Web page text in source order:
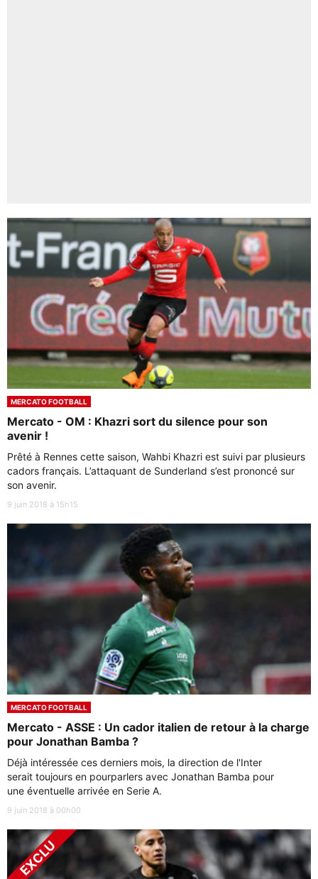
MERCATO FOOTBALL
Mercato - OM : Khazri sort du silence pour son
avenir !
Prêté à Rennes cette saison, Wahbi Khazri est suivi par plusieurs
cadors français. L’attaquant de Sunderland s’est prononcé sur
son avenir.
9 juin 2018 à 15h15
MERCATO FOOTBALL
Mercato - ASSE : Un cador italien de retour à la charge
pour Jonathan Bamba ?
Déjà intéressée ces derniers mois, la direction de l'Inter
serait toujours en pourparlers avec Jonathan Bamba pour
une éventuelle arrivée en Serie A.
9 juin 2018 à 00h00